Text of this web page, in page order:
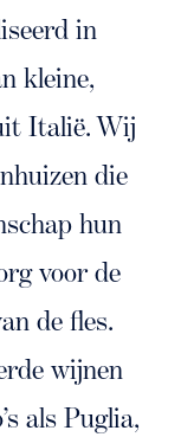
in
kleine,
Italië. Wij
die
hun
voor de
de fles.
wijnen
als Puglia,